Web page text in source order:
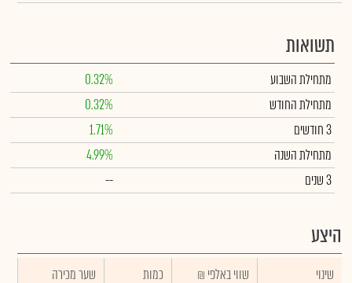
תשואות
מתחילת השבוע
0.32%
מתחילת החודש
0.32%
3 חודשים
1.71%
מתחילת השנה
4.99%
3 שנים
--
היצע
שינוי ₪ שווי באלפי כמות
שער מכירה